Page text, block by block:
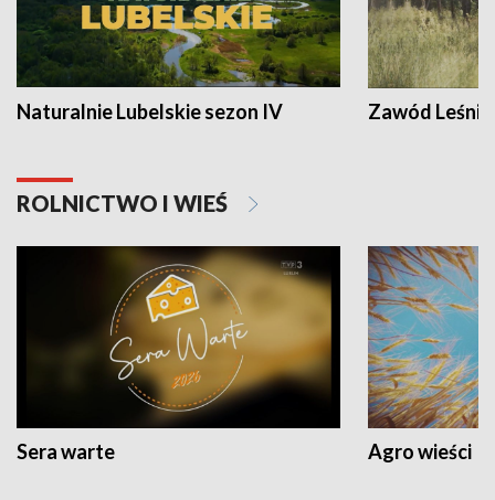
Naturalnie Lubelskie sezon IV Zawód Leśnik
ROLNICTWO I WIEŚ
Sera warte Agro wieści